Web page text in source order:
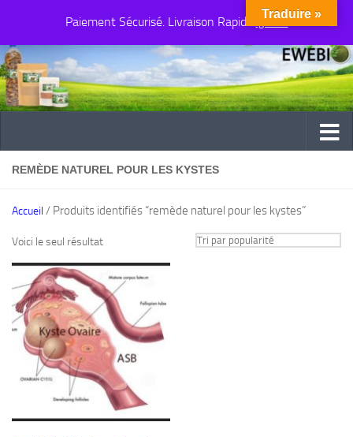
Paiement Sécurisé. Livraison Rapide Ignorer
Au dessous du contenu
REMÈDE NATUREL POUR LES KYSTES
Accueil / Produits identifiés “remède naturel pour les kystes”
Voici le seul résultat
Traduire »